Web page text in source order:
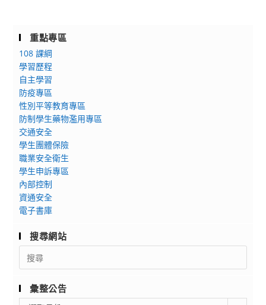
重點專區
108 課綱
學習歷程
自主學習
防疫專區
性別平等教育專區
防制學生藥物濫用專區
交通安全
學生團體保險
職業安全衛生
學生申訴專區
內部控制
資通安全
電子書庫
搜尋網站
Search
for:
彙整公告